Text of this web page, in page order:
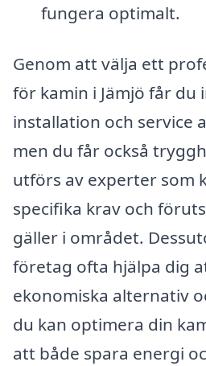
fungera optimalt.
Genom att välja ett
för kamin i Jämjö får du
installation och service
men du får också
utförs av experter som
specifika krav och
gäller i området.
företag ofta hjälpa dig
ekonomiska alternativ
du kan optimera din
att både spara energi